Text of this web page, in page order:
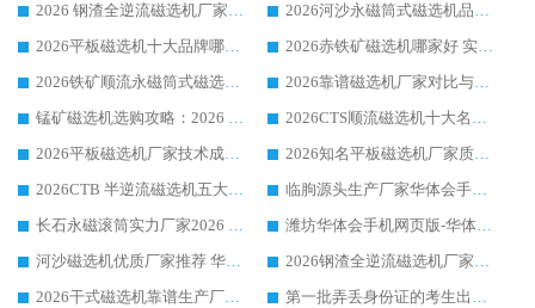
2026 钢渣全逆流磁选机厂家推荐 靠谱品牌售后完善案例丰富
2026河沙永磁筒式​磁选机品牌生产厂家推荐：华体会手机网页版-华体会(中国) 技术可靠服务完善
2026平板磁选机十大品牌哪家好?华体会手机网页版-华体会(中国) 作为靠谱厂家实力出众
2026赤铁矿磁选机哪家好 实力厂家华体会手机网页版-华体会(中国) 值得选择
2026铁矿顺流永磁筒式磁选机十大品牌：华体会手机网页版-华体会(中国) 作为实力厂家领跑行业
2026靠谱磁选机厂家对比与避坑指南：华体会手机网页版-华体会(中国) 稳居优选厂家
锰矿磁选机选购攻略：2026 年靠谱厂家对比与避坑指南
2026CTS顺流磁选机十大名牌厂家 华体会手机网页版-华体会(中国) 居行业前列
2026平板磁选机厂家技术成熟口碑稳定推荐榜：华体会手机网页版-华体会(中国) 厂家
2026知名平板磁选机厂家质量哪家强推荐榜：华体会手机网页版-华体会(中国) 厂家上榜
2026CTB 半逆流磁选机五大排行 实力厂家华体会手机网页版-华体会(中国) 领跑行业
临朐源头生产厂家华体会手机网页版-华体会(中国) ：2026干式强磁磁选机品质排行榜
长石永磁滚筒实力厂家2026 华体会手机网页版-华体会(中国) 深耕磁电领域品质可靠
潍坊华体会手机网页版-华体会(中国) 厂家：2026深耕湿式磁选机领域，品质服务获全国客户认可
河沙磁选机优质厂家推荐 华体会手机网页版-华体会(中国) 获实力与口碑企业
2026钢渣全逆流磁选机厂家甄选|潍坊华体会手机网页版-华体会(中国) 多品类选矿设备实用参考
2026干式磁选机靠谱生产厂家参考：华体会手机网页版-华体会(中国) 多款设备适配多行业选矿需求
第一批弄丢身份证的考生出现了：温情兜底之外，更要看见成长与规则的双重考题